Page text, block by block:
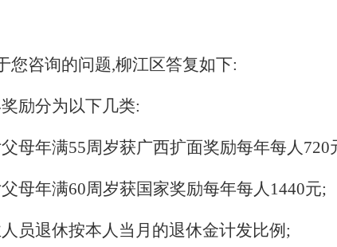
您咨询的问题,柳江区答复如下:
励分为以下几类:
母年满55周岁获广西扩面奖励每年每人720
母年满60周岁获国家奖励每年每人 1440元;
员退休按本人当月的退休金计发比例;